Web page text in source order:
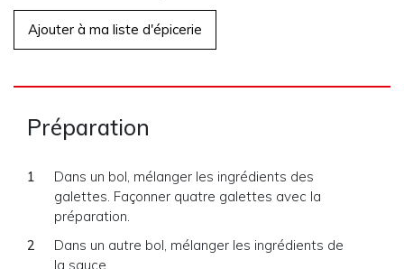
Ajouter à ma liste d'épicerie
Préparation
Dans un bol, mélanger les ingrédients des
galettes. Façonner quatre galettes avec la
préparation.
Dans un autre bol, mélanger les ingrédients de
la sauce.